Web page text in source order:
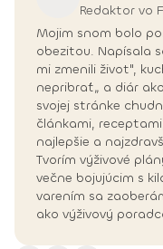
Redaktor vo
Mojim snom bolo
obezitou. Napísala
mi zmenili život",
nepribrať„ a diár
svojej stránke
článkami,
najlepšie a
Tvorím výživové
večne bojujúcim s
varením sa
ako výživový